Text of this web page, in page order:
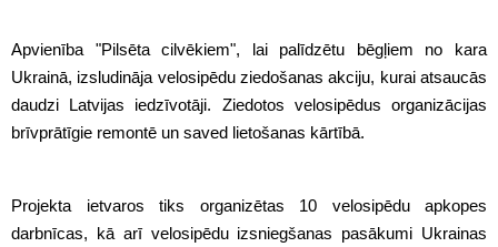
Apvienība "Pilsēta cilvēkiem", lai palīdzētu bēgļiem no kara
Ukrainā, izsludināja velosipēdu ziedošanas akciju, kurai atsaucās
daudzi Latvijas iedzīvotāji. Ziedotos velosipēdus organizācijas
brīvprātīgie remontē un saved lietošanas kārtībā.
Projekta ietvaros tiks organizētas 10 velosipēdu apkopes
darbnīcas, kā arī velosipēdu izsniegšanas pasākumi Ukrainas